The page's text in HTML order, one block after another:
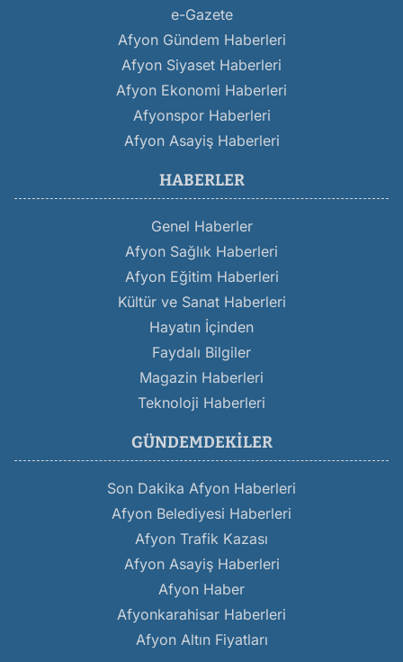
e-Gazete
Afyon Gündem Haberleri
Afyon Siyaset Haberleri
Afyon Ekonomi Haberleri
Afyonspor Haberleri
Afyon Asayiş Haberleri
HABERLER
Genel Haberler
Afyon Sağlık Haberleri
Afyon Eğitim Haberleri
Kültür ve Sanat Haberleri
Hayatın İçinden
Faydalı Bilgiler
Magazin Haberleri
Teknoloji Haberleri
GÜNDEMDEKILER
Son Dakika Afyon Haberleri
Afyon Belediyesi Haberleri
Afyon Trafik Kazası
Afyon Asayiş Haberleri
Afyon Haber
Afyonkarahisar Haberleri
Afyon Altın Fiyatları